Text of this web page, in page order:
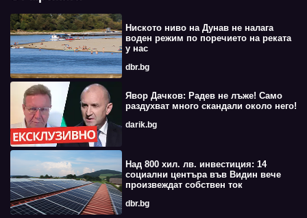
Ниското ниво на Дунав не налага
воден режим по поречието на реката
у нас
dbr.bg
Явор Дачков: Радев не лъже! Само
раздухват много скандали около него!
darik.bg
Над 800 хил. лв. инвестиция: 14
социални центъра във Видин вече
произвеждат собствен ток
dbr.bg